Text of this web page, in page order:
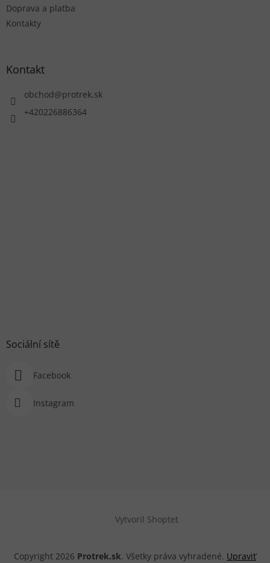
Doprava a platba
Kontakty
Kontakt
obchod@protrek.sk
+420226886364
Sociální sítě
Facebook
Instagram
Vytvoril Shoptet
Copyright 2026 Protrek.sk. Všetky práva vyhradené. Upraviť